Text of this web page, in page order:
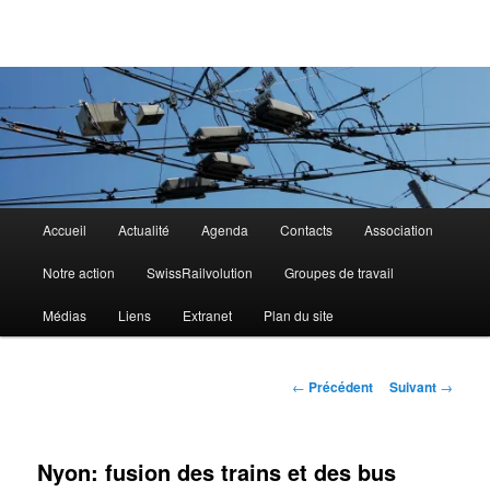
principal
Accueil Actualité Agenda Contacts Association
Notre action SwissRailvolution Groupes de travail
Médias Liens Extranet Plan du site
Navigation
← Précédent Suivant →
Nyon: fusion des trains et des bus